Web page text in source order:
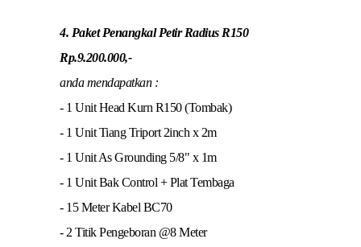
4. Paket Penangkal Petir Radius R150
Rp.9.200.000,-
anda mendapatkan :
- 1 Unit Head Kurn R150 (Tombak)
- 1 Unit Tiang Triport 2inch x 2m
- 1 Unit As Grounding 5/8" x 1m
- 1 Unit Bak Control + Plat Tembaga
- 15 Meter Kabel BC70
- 2 Titik Pengeboran @8 Meter